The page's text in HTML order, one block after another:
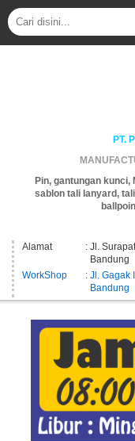
PT.
Pin, gantungan kunci,
sablon tali lanyard,
Alamat
: Jl.
Bandung
WorkShop
: Jl. Gagak
Bandung